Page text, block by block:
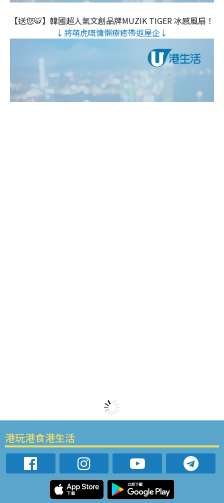
【送您🐯】韓國超人氣文創品牌MUZIK TIGER 冰感風扇！
↓將萌虎嘅慵懶療癒帶返屋企↓
港玩港食港生活